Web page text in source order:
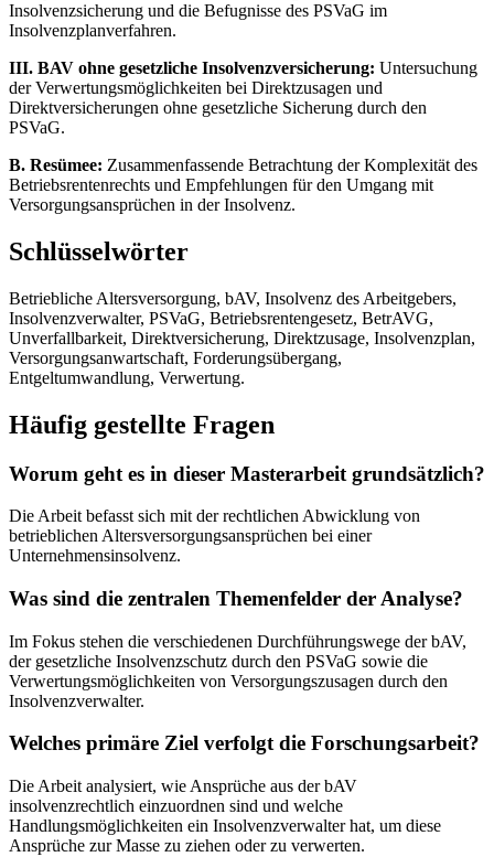
Insolvenzsicherung und die Befugnisse des PSVaG im
Insolvenzplanverfahren.
III. BAV ohne gesetzliche Insolvenzversicherung: Untersuchung
der Verwertungsmöglichkeiten bei Direktzusagen und
Direktversicherungen ohne gesetzliche Sicherung durch den
PSVaG.
B. Resümee: Zusammenfassende Betrachtung der Komplexität des
Betriebsrentenrechts und Empfehlungen für den Umgang mit
Versorgungsansprüchen in der Insolvenz.
Schlüsselwörter
Betriebliche Altersversorgung, bAV, Insolvenz des Arbeitgebers,
Insolvenzverwalter, PSVaG, Betriebsrentengesetz, BetrAVG,
Unverfallbarkeit, Direktversicherung, Direktzusage, Insolvenzplan,
Versorgungsanwartschaft, Forderungsübergang,
Entgeltumwandlung, Verwertung.
Häufig gestellte Fragen
Worum geht es in dieser Masterarbeit grundsätzlich?
Die Arbeit befasst sich mit der rechtlichen Abwicklung von
betrieblichen Altersversorgungsansprüchen bei einer
Unternehmensinsolvenz.
Was sind die zentralen Themenfelder der Analyse?
Im Fokus stehen die verschiedenen Durchführungswege der bAV,
der gesetzliche Insolvenzschutz durch den PSVaG sowie die
Verwertungsmöglichkeiten von Versorgungszusagen durch den
Insolvenzverwalter.
Welches primäre Ziel verfolgt die Forschungsarbeit?
Die Arbeit analysiert, wie Ansprüche aus der bAV
insolvenzrechtlich einzuordnen sind und welche
Handlungsmöglichkeiten ein Insolvenzverwalter hat, um diese
Ansprüche zur Masse zu ziehen oder zu verwerten.